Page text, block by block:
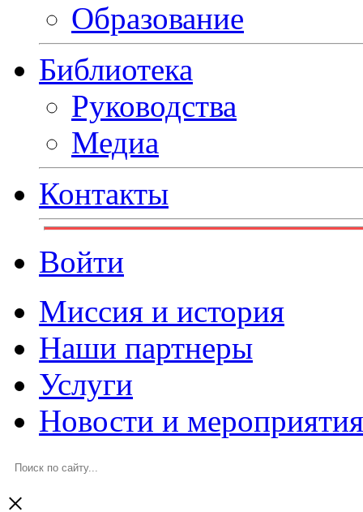
Образование
Библиотека
Руководства
Медиа
Контакты
Войти
Миссия и история
Наши партнеры
Услуги
Новости и мероприятия
×